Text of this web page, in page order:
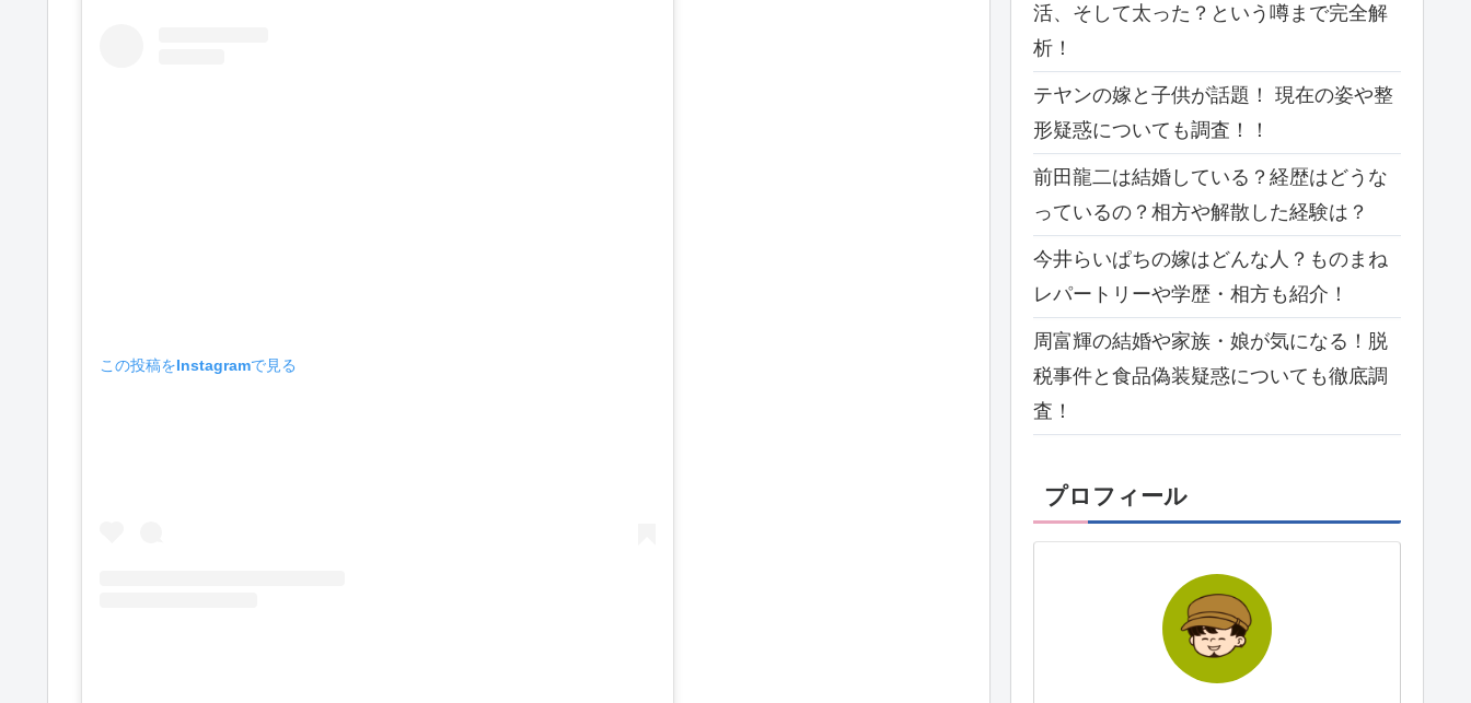
この投稿をInstagramで見る
活、そして太った？という噂まで完全解
析！
テヤンの嫁と子供が話題！ 現在の姿や整
形疑惑についても調査！！
前田龍二は結婚している？経歴はどうな
っているの？相方や解散した経験は？
今井らいぱちの嫁はどんな人？ものまね
レパートリーや学歴・相方も紹介！
周富輝の結婚や家族・娘が気になる！脱
税事件と食品偽装疑惑についても徹底調
査！
プロフィール